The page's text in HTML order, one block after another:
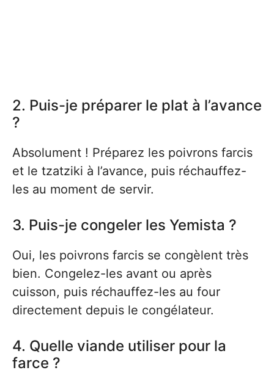
2. Puis-je préparer le plat à l’avance
?
Absolument ! Préparez les poivrons farcis
et le tzatziki à l’avance, puis réchauffez-
les au moment de servir.
3. Puis-je congeler les Yemista ?
Oui, les poivrons farcis se congèlent très
bien. Congelez-les avant ou après
cuisson, puis réchauffez-les au four
directement depuis le congélateur.
4. Quelle viande utiliser pour la
farce ?